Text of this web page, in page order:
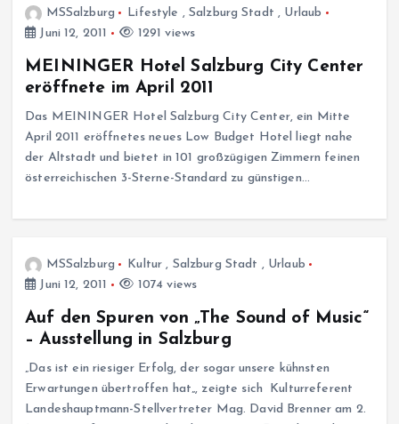
MSSalzburg Lifestyle , Salzburg Stadt , Urlaub
Juni 12, 2011
1291 views
MEININGER Hotel Salzburg City Center
eröffnete im April 2011
Das MEININGER Hotel Salzburg City Center, ein Mitte
April 2011 eröffnetes neues Low Budget Hotel liegt nahe
der Altstadt und bietet in 101 großzügigen Zimmern feinen
österreichischen 3-Sterne-Standard zu günstigen…
MSSalzburg Kultur , Salzburg Stadt , Urlaub
Juni 12, 2011
1074 views
Auf den Spuren von „The Sound of Music“
– Ausstellung in Salzburg
„Das ist ein riesiger Erfolg, der sogar unsere kühnsten
Erwartungen übertroffen hat„, zeigte sich Kulturreferent
Landeshauptmann-Stellvertreter Mag. David Brenner am 2.